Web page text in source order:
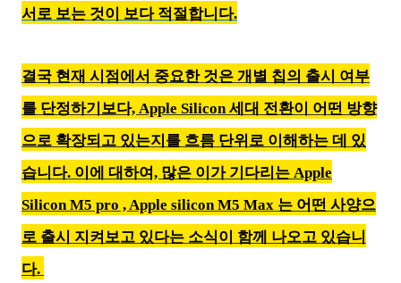
서로 보는 것이 보다 적절합니다.
결국 현재 시점에서 중요한 것은 개별 칩의 출시 여부
를 단정하기보다, Apple Silicon 세대 전환이 어떤 방향
으로 확장되고 있는지를 흐름 단위로 이해하는 데 있
습니다. 이에 대하여, 많은 이가 기다리는 Apple
Silicon M5 pro , Apple silicon M5 Max 는 어떤 사양으
로 출시 지켜보고 있다는 소식이 함께 나오고 있습니
다.